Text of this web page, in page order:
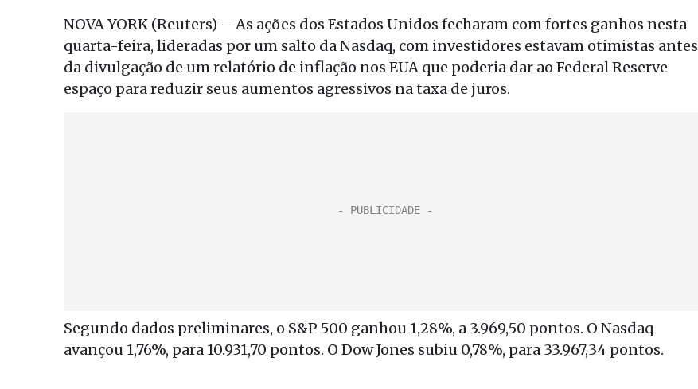
NOVA YORK (Reuters) – As ações dos Estados Unidos fecharam com fortes ganhos nesta
quarta-feira, lideradas por um salto da Nasdaq, com investidores estavam otimistas antes
da divulgação de um relatório de inflação nos EUA que poderia dar ao Federal Reserve
espaço para reduzir seus aumentos agressivos na taxa de juros.
Segundo dados preliminares, o S&P 500 ganhou 1,28%, a 3.969,50 pontos. O Nasdaq
avançou 1,76%, para 10.931,70 pontos. O Dow Jones subiu 0,78%, para 33.967,34 pontos.